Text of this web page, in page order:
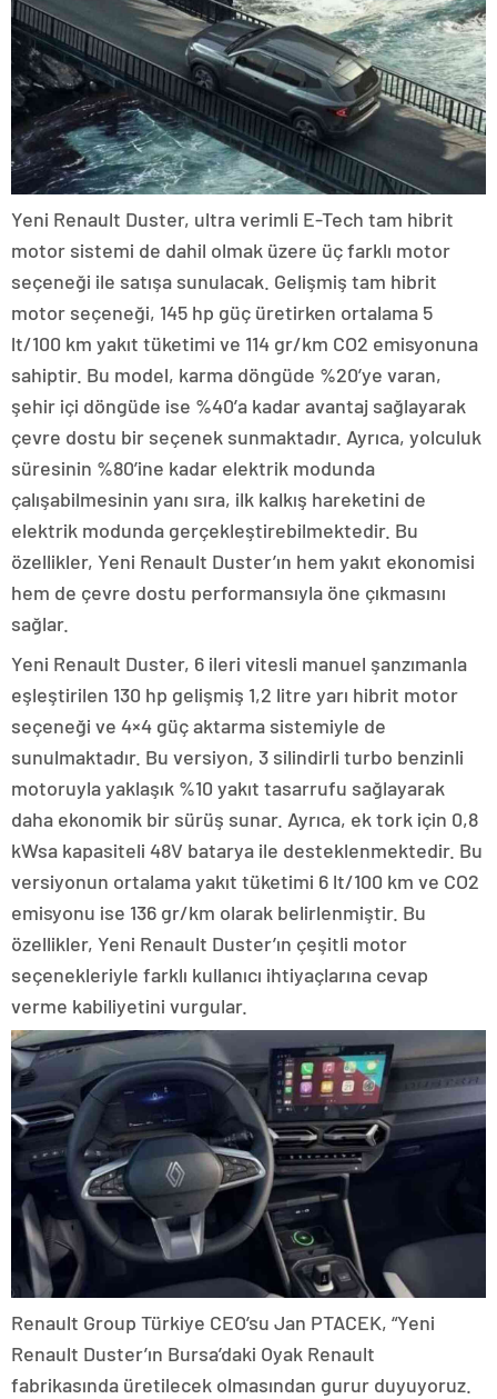
Yeni Renault Duster, ultra verimli E-Tech tam hibrit
motor sistemi de dahil olmak üzere üç farklı motor
seçeneği ile satışa sunulacak. Gelişmiş tam hibrit
motor seçeneği, 145 hp güç üretirken ortalama 5
lt/100 km yakıt tüketimi ve 114 gr/km CO2 emisyonuna
sahiptir. Bu model, karma döngüde %20’ye varan,
şehir içi döngüde ise %40’a kadar avantaj sağlayarak
çevre dostu bir seçenek sunmaktadır. Ayrıca, yolculuk
süresinin %80’ine kadar elektrik modunda
çalışabilmesinin yanı sıra, ilk kalkış hareketini de
elektrik modunda gerçekleştirebilmektedir. Bu
özellikler, Yeni Renault Duster’ın hem yakıt ekonomisi
hem de çevre dostu performansıyla öne çıkmasını
sağlar.
Yeni Renault Duster, 6 ileri vitesli manuel şanzımanla
eşleştirilen 130 hp gelişmiş 1,2 litre yarı hibrit motor
seçeneği ve 4×4 güç aktarma sistemiyle de
sunulmaktadır. Bu versiyon, 3 silindirli turbo benzinli
motoruyla yaklaşık %10 yakıt tasarrufu sağlayarak
daha ekonomik bir sürüş sunar. Ayrıca, ek tork için 0,8
kWsa kapasiteli 48V batarya ile desteklenmektedir. Bu
versiyonun ortalama yakıt tüketimi 6 lt/100 km ve CO2
emisyonu ise 136 gr/km olarak belirlenmiştir. Bu
özellikler, Yeni Renault Duster’ın çeşitli motor
seçenekleriyle farklı kullanıcı ihtiyaçlarına cevap
verme kabiliyetini vurgular.
Renault Group Türkiye CEO’su Jan PTACEK, “Yeni
Renault Duster’ın Bursa’daki Oyak Renault
fabrikasında üretilecek olmasından gurur duyuyoruz.